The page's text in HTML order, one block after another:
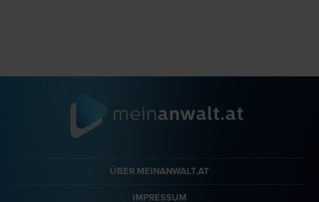
ÜBER MEINANWALT.AT
IMPRESSUM